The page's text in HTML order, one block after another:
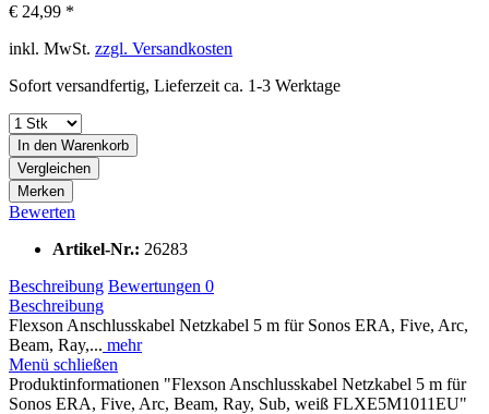
€ 24,99 *
inkl. MwSt. zzgl. Versandkosten
Sofort versandfertig, Lieferzeit ca. 1-3 Werktage
In den Warenkorb
Vergleichen
Merken
Bewerten
Artikel-Nr.: 26283
Beschreibung Bewertungen 0
Beschreibung
Flexson Anschlusskabel Netzkabel 5 m für Sonos ERA, Five, Arc,
Beam, Ray,... mehr
Menü schließen
Produktinformationen "Flexson Anschlusskabel Netzkabel 5 m für
Sonos ERA, Five, Arc, Beam, Ray, Sub, weiß FLXE5M1011EU"